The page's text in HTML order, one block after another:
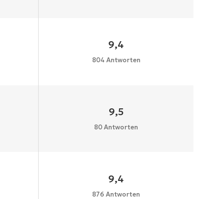
9,4
804 Antworten
9,5
80 Antworten
9,4
876 Antworten